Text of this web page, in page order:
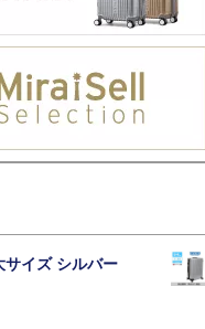
サイズ シルバー